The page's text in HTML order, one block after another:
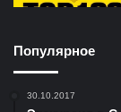
Популярное
30.10.2017